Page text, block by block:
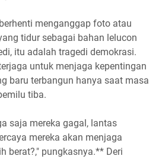
menganggap foto atau
tidur sebagai bahan lelucon
itu adalah tragedi demokrasi.
untuk menjaga kepentingan
baru terbangun hanya saat masa
tiba.
saja mereka gagal, lantas
mereka akan menjaga
berat?," pungkasnya.** Deri